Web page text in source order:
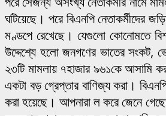
ঘটিয়েছে। পরে বিএনপি
মণ্ডপে রেখেছে। যেগুলো কোনোমতে
উদ্দেশ্যে হলো জনগণের ভাতের সংকট,
২৩টি মামলায় ৭হাজার ৯৬১কে আসামি
একটা বড় গ্রেপ্তার বাণিজ্য করা।
করা হয়েছে। আপনারা ল করে জেনে